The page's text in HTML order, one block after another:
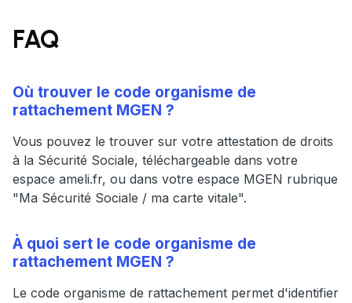
FAQ
Où trouver le code organisme de
rattachement MGEN ?
Vous pouvez le trouver sur votre attestation de droits
à la Sécurité Sociale, téléchargeable dans votre
espace ameli.fr, ou dans votre espace MGEN rubrique
"Ma Sécurité Sociale / ma carte vitale".
À quoi sert le code organisme de
rattachement MGEN ?
Le code organisme de rattachement permet d'identifier